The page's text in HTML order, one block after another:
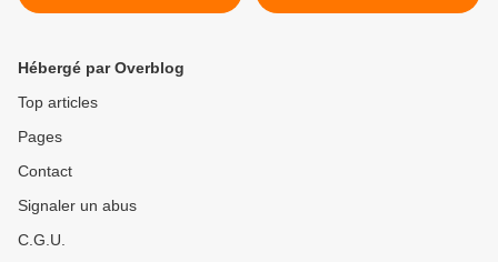
COSTITUZIONE
Hébergé par Overblog
Top articles
Pages
Contact
Signaler un abus
C.G.U.